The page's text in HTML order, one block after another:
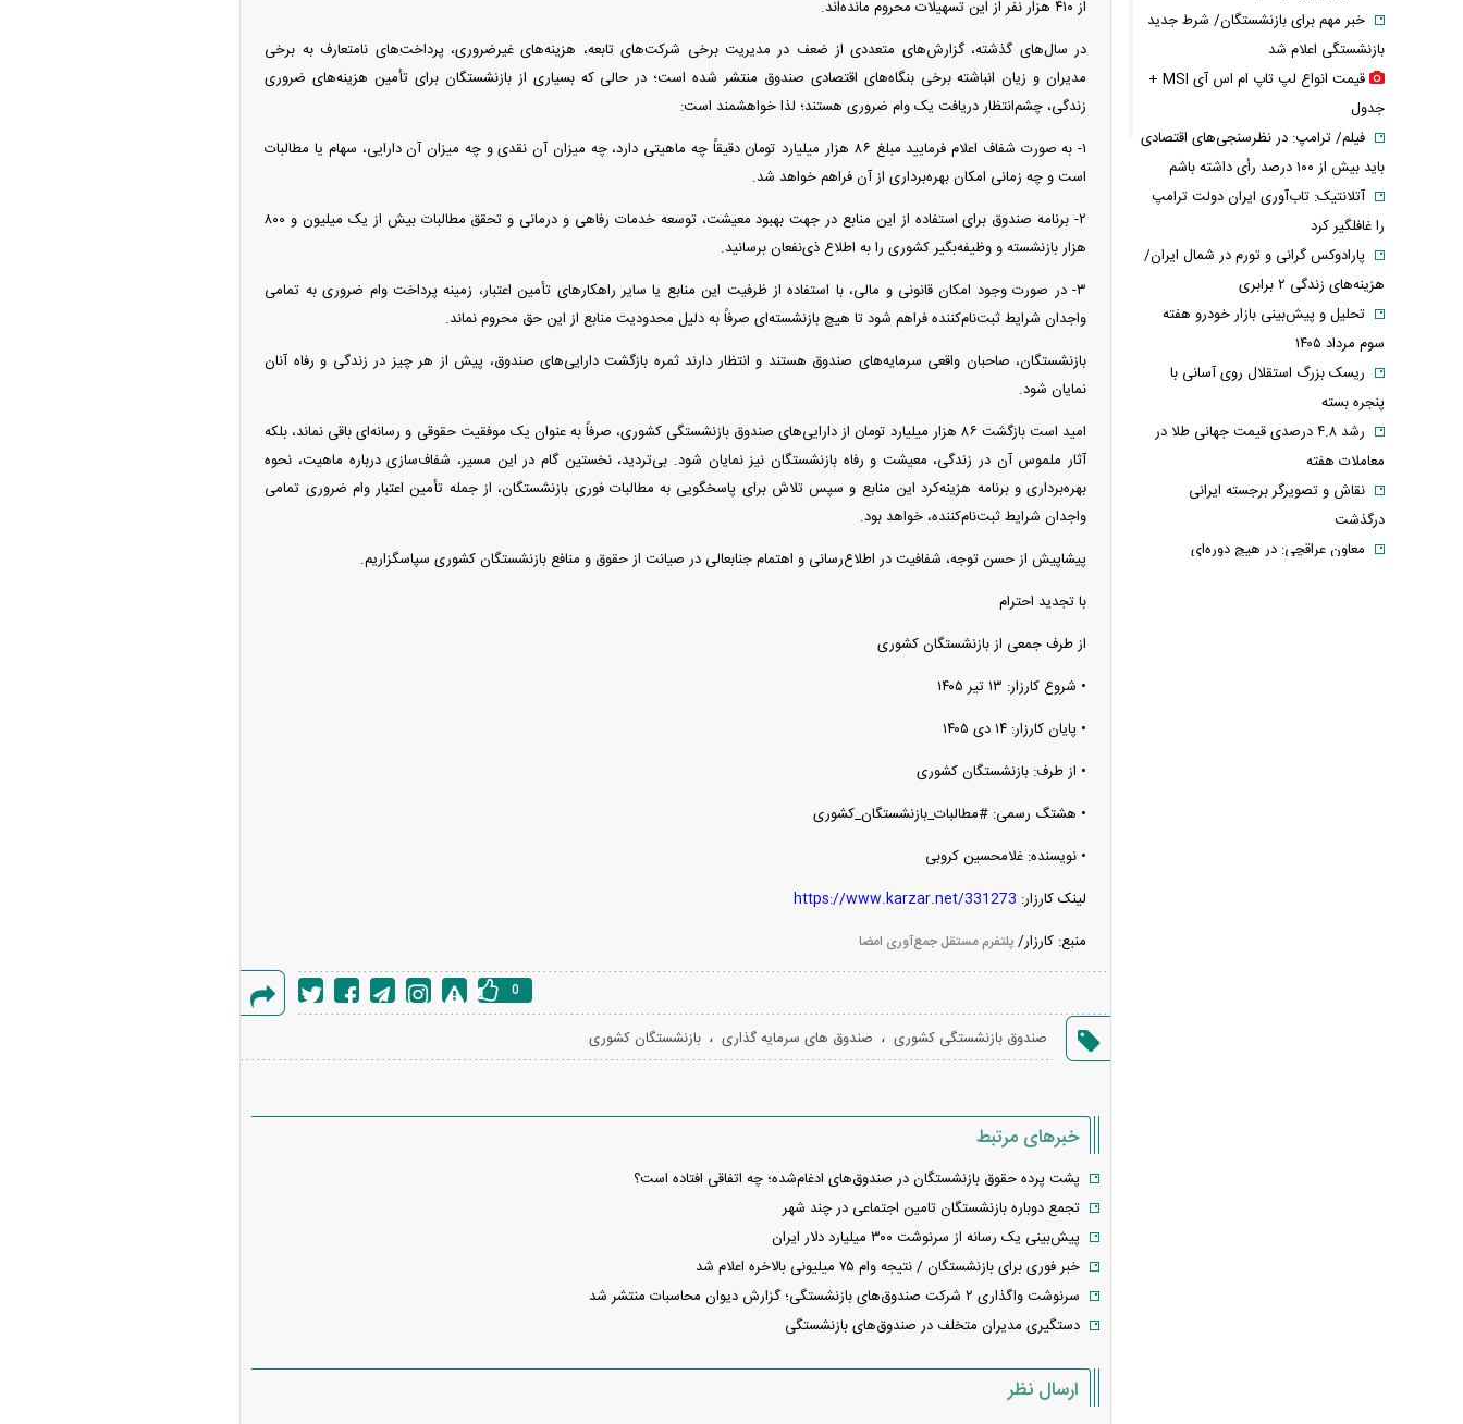
از ۴۱۰ هزار نفر از این تسهیلات محروم مانده‌اند.
در سال‌های گذشته، گزارش‌های متعددی از ضعف در مدیریت برخی شرکت‌های تابعه، هزینه‌های غیرضروری، پرداخت‌های نامتعارف به برخی
مدیران و زیان انباشته برخی بنگاه‌های اقتصادی صندوق منتشر شده است؛ در حالی که بسیاری از بازنشستگان برای تأمین هزینه‌های ضروری
زندگی، چشم‌انتظار دریافت یک وام ضروری هستند؛ لذا خواهشمند است:
۱- به صورت شفاف اعلام فرمایید مبلغ ۸۶ هزار میلیارد تومان دقیقاً چه ماهیتی دارد، چه میزان آن نقدی و چه میزان آن دارایی، سهام یا مطالبات
است و چه زمانی امکان بهره‌برداری از آن فراهم خواهد شد.
۲- برنامه صندوق برای استفاده از این منابع در جهت بهبود معیشت، توسعه خدمات رفاهی و درمانی و تحقق مطالبات بیش از یک میلیون و ۸۰۰
هزار بازنشسته و وظیفه‌بگیر کشوری را به اطلاع ذی‌نفعان برسانید.
۳- در صورت وجود امکان قانونی و مالی، با استفاده از ظرفیت این منابع یا سایر راهکار‌های تأمین اعتبار، زمینه پرداخت وام ضروری به تمامی
واجدان شرایط ثبت‌نام‌کننده فراهم شود تا هیچ بازنشسته‌ای صرفاً به دلیل محدودیت منابع از این حق محروم نماند.
بازنشستگان، صاحبان واقعی سرمایه‌های صندوق هستند و انتظار دارند ثمره بازگشت دارایی‌های صندوق، پیش از هر چیز در زندگی و رفاه آنان
نمایان شود.
امید است بازگشت ۸۶ هزار میلیارد تومان از دارایی‌های صندوق بازنشستگی کشوری، صرفاً به عنوان یک موفقیت حقوقی و رسانه‌ای باقی نماند، بلکه
آثار ملموس آن در زندگی، معیشت و رفاه بازنشستگان نیز نمایان شود. بی‌تردید، نخستین گام در این مسیر، شفاف‌سازی درباره ماهیت، نحوه
بهره‌برداری و برنامه هزینه‌کرد این منابع و سپس تلاش برای پاسخگویی به مطالبات فوری بازنشستگان، از جمله تأمین اعتبار وام ضروری تمامی
واجدان شرایط ثبت‌نام‌کننده، خواهد بود.
پیشاپیش از حسن توجه، شفافیت در اطلاع‌رسانی و اهتمام جنابعالی در صیانت از حقوق و منافع بازنشستگان کشوری سپاسگزاریم.
با تجدید احترام
از طرف جمعی از بازنشستگان کشوری
• شروع کارزار: ۱۳ تیر ۱۴۰۵
• پایان کارزار: ۱۴ دی ۱۴۰۵
• از طرف: بازنشستگان کشوری
• هشتگ رسمی: #مطالبات_بازنشستگان_کشوری
• نویسنده: غلامحسین کروبی
لینک کارزار: https://www.karzar.net/331273
منبع: کارزار/ پلتفرم مستقل جمع‌آوری امضا
گزارش
0
صندوق بازنشستگی کشوری ، صندوق های سرمایه گذاری ، بازنشستگان کشوری
خبرهای مرتبط
پشت پرده حقوق بازنشستگان در صندوق‌های ادغام‌شده؛ چه اتفاقی افتاده است؟
تجمع دوباره بازنشستگان تامین اجتماعی در چند شهر
پیش‌بینی یک رسانه از سرنوشت ۳۰۰ میلیارد دلار ایران
خبر فوری برای بازنشستگان / نتیجه وام ۷۵ میلیونی بالاخره اعلام شد
سرنوشت واگذاری ۲ شرکت صندوق‌های بازنشستگی؛ گزارش دیوان محاسبات منتشر شد
دستگیری مدیران متخلف در صندوق‌های بازنشستگی
ارسال نظر
خبر مهم برای بازنشستگان/ شرط جدید
بازنشستگی اعلام شد
قیمت انواع لپ تاپ ام اس آی MSI +
جدول
فیلم/ ترامپ: در نظرسنجی‌های اقتصادی
باید بیش از ۱۰۰ درصد رأی داشته باشم
آتلانتیک: تاب‌آوری ایران دولت ترامپ
را غافلگیر کرد
پارادوکس گرانی و تورم در شمال ایران/
هزینه‌های زندگی ۲ برابری
تحلیل و پیش‌بینی بازار خودرو هفته
سوم مرداد ۱۴۰۵
ریسک بزرگ استقلال روی آسانی با
پنجره بسته
رشد ۴.۸ درصدی قیمت جهانی طلا در
معاملات هفته
نقاش و تصویرگر برجسته ایرانی
درگذشت
معاون عراقچی: در هیچ دوره‌ای